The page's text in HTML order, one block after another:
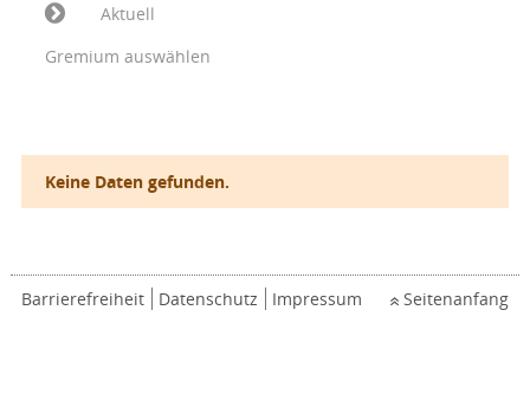
Aktuell
Gremium auswählen
Keine Daten gefunden.
Barrierefreiheit Datenschutz Impressum Seitenanfang